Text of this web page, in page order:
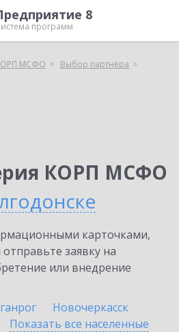
8
программ
МСФО
Выбор партнёра
КОРП МСФО
карточками,
заявку на
или внедрение
Новочеркасск
Показать все населенные